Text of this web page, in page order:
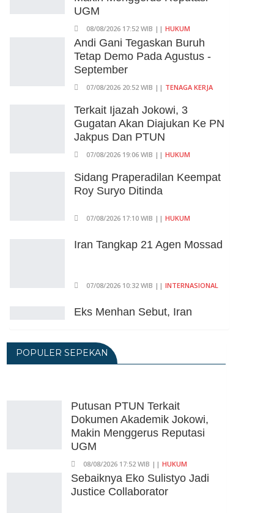
UGM
08/08/2026 17:52 WIB || HUKUM
Andi Gani Tegaskan Buruh
Tetap Demo Pada Agustus -
September
07/08/2026 20:52 WIB || TENAGA KERJA
Terkait Ijazah Jokowi, 3
Gugatan Akan Diajukan Ke PN
Jakpus Dan PTUN
07/08/2026 19:06 WIB || HUKUM
Sidang Praperadilan Keempat
Roy Suryo Ditinda
07/08/2026 17:10 WIB || HUKUM
Iran Tangkap 21 Agen Mossad
07/08/2026 10:32 WIB || INTERNASIONAL
Eks Menhan Sebut, Iran
06/08/2026 19:39 WIB ||
Kemenkeu
06/08/2026 19:02 WIB ||KEUANGAN
Ratusan Senjata Api Dan
Narkoba Ditemukan Di Ruang
Kepala Yayasan Sekolah Di
Jaksel
POPULER SEPEKAN
Putusan PTUN Terkait
Dokumen Akademik Jokowi,
Makin Menggerus Reputasi
UGM
08/08/2026 17:52 WIB || HUKUM
Sebaiknya Eko Sulistyo Jadi
Justice Collaborator